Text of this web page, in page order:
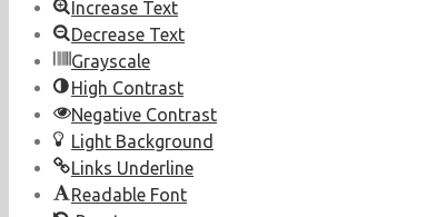
Increase Text
Decrease Text
Grayscale
High Contrast
Negative Contrast
Light Background
Links Underline
Readable Font